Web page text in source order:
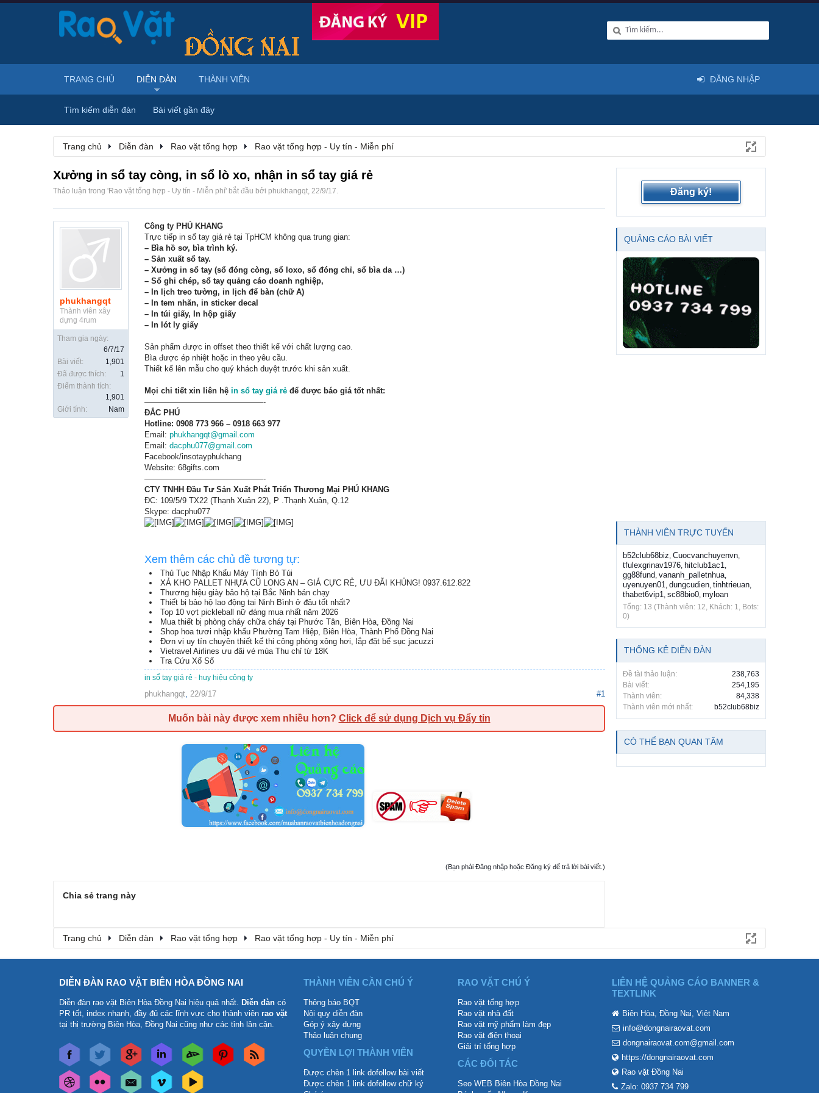
Trang chủ Diễn đàn Rao vặt tổng hợp Rao vặt tổng hợp - Uy tín - Miễn phí
Xưởng in sổ tay còng, in sổ lò xo, nhận in sổ tay giá rẻ
Thảo luận trong 'Rao vặt tổng hợp - Uy tín - Miễn phí' bắt đầu bởi phukhangqt, 22/9/17.
phukhangqt
Thành viên xây
dựng 4rum
Tham gia ngày:
6/7/17
Bài viết:
1,901
Đã được thích:
1
Điểm thành tích:
1,901
Giới tính:
Nam
Công ty PHÚ KHANG
Trực tiếp in sổ tay giá rẻ tại TpHCM không qua trung gian:
– Bìa hồ sơ, bìa trình ký.
– Sản xuất sổ tay.
– Xưởng in sổ tay (sổ đóng còng, sổ loxo, sổ đóng chỉ, sổ bìa da …)
– Sổ ghi chép, sổ tay quảng cáo doanh nghiệp,
– In lịch treo tường, in lịch để bàn (chữ A)
– In tem nhãn, in sticker decal
– In túi giấy, In hộp giấy
– In lót ly giấy
Sản phẩm được in offset theo thiết kế với chất lượng cao.
Bìa được ép nhiệt hoặc in theo yêu cầu.
Thiết kế lên mẫu cho quý khách duyệt trước khi sản xuất.
Mọi chi tiết xin liên hệ in sổ tay giá rẻ để được báo giá tốt nhất:
———————————————-
ĐẮC PHÚ
Hotline: 0908 773 966 – 0918 663 977
Email: phukhangqt@gmail.com
Email: dacphu077@gmail.com
Facebook/insotayphukhang
Website: 68gifts.com
———————————————-
CTY TNHH Đầu Tư Sản Xuất Phát Triển Thương Mại PHÚ KHANG
ĐC: 109/5/9 TX22 (Thạnh Xuân 22), P .Thạnh Xuân, Q.12
Skype: dacphu077
Xem thêm các chủ đề tương tự:
Thủ Tục Nhập Khẩu Máy Tính Bỏ Túi
XẢ KHO PALLET NHỰA CŨ LONG AN – GIÁ CỰC RẺ, ƯU ĐÃI KHỦNG! 0937.612.822
Thương hiệu giày bảo hộ tại Bắc Ninh bán chạy
Thiết bị bảo hộ lao động tại Ninh Bình ở đâu tốt nhất?
Top 10 vợt pickleball nữ đáng mua nhất năm 2026
Mua thiết bị phòng cháy chữa cháy tại Phước Tân, Biên Hòa, Đồng Nai
Shop hoa tươi nhập khẩu Phường Tam Hiệp, Biên Hòa, Thành Phố Đồng Nai
Đơn vị uy tín chuyên thiết kế thi công phòng xông hơi, lắp đặt bể sục jacuzzi
Vietravel Airlines ưu đãi vé mùa Thu chỉ từ 18K
Tra Cứu Xổ Số
in sổ tay giá rẻ - huy hiệu công ty
phukhangqt, 22/9/17 #1
Muốn bài này được xem nhiều hơn? Click để sử dụng Dịch vụ Đẩy tin
(Bạn phải Đăng nhập hoặc Đăng ký để trả lời bài viết.)
Chia sẻ trang này
Đăng ký!
QUẢNG CÁO BÀI VIẾT
THÀNH VIÊN TRỰC TUYẾN
b52club68biz, Cuocvanchuyenvn,
tfulexgrinav1976, hitclub1ac1,
gg88fund, vananh_palletnhua,
uyenuyen01, dungcudien, tinhtrieuan,
thabet6vip1, sc88bio0, myloan
Tổng: 13 (Thành viên: 12, Khách: 1, Bots:
0)
THỐNG KÊ DIỄN ĐÀN
Đề tài thảo luận:
238,763
Bài viết:
254,195
Thành viên:
84,338
Thành viên mới nhất:
b52club68biz
CÓ THỂ BẠN QUAN TÂM
Trang chủ Diễn đàn Rao vặt tổng hợp Rao vặt tổng hợp - Uy tín - Miễn phí
TRANG CHỦ DIỄN ĐÀN
Tìm kiếm diễn đàn Bài viết gần đây
THÀNH VIÊN ĐĂNG NHẬP
DIỄN ĐÀN RAO VẶT BIÊN HÒA ĐỒNG NAI
Diễn đàn rao vặt Biên Hòa Đồng Nai hiệu quả nhất. Diễn đàn có
PR tốt, index nhanh, đầy đủ các lĩnh vực cho thành viên rao vặt
tại thị trường Biên Hòa, Đồng Nai cũng như các tỉnh lân cận.
THÀNH VIÊN CẦN CHÚ Ý
Thông báo BQT
Nội quy diễn đàn
Góp ý xây dựng
Thảo luận chung
QUYỀN LỢI THÀNH VIÊN
Được chèn 1 link dofollow bài viết
Được chèn 1 link dofollow chữ ký
RAO VẶT CHÚ Ý
Rao vặt tổng hợp
Rao vặt nhà đất
Rao vặt mỹ phẩm làm đẹp
Rao vặt điện thoại
Giải trí tổng hợp
CÁC ĐỐI TÁC
Seo WEB Biên Hòa Đồng Nai
LIÊN HỆ QUẢNG CÁO BANNER &
TEXTLINK
Biên Hòa, Đồng Nai, Việt Nam
info@dongnairaovat.com
dongnairaovat.com@gmail.com
https://dongnairaovat.com
Rao vặt Đồng Nai
Zalo: 0937 734 799